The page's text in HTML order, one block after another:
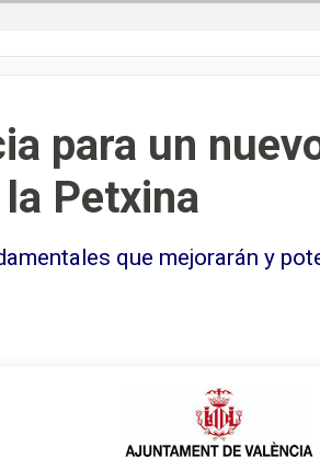
para un
Petxina
que mejorarán y